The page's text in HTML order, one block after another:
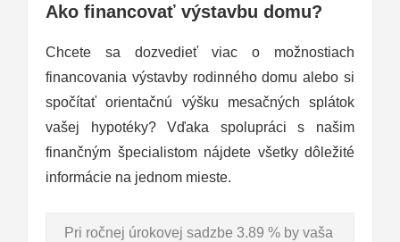
Ako financovať výstavbu domu?
Chcete sa dozvedieť viac o možnostiach
financovania výstavby rodinného domu alebo si
spočítať orientačnú výšku mesačných splátok
vašej hypotéky? Vďaka spolupráci s našim
finančným špecialistom nájdete všetky dôležité
informácie na jednom mieste.
Pri ročnej úrokovej sadzbe 3.89 % by vaša